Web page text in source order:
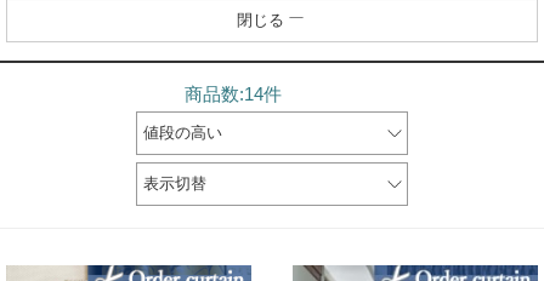
閉じる
商品数:14件
値段の高い
表示切替